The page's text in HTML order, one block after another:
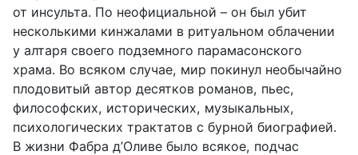
от инсульта. По неофициальной – он был убит
несколькими кинжалами в ритуальном облачении
у алтаря своего подземного парамасонского
храма. Во всяком случае, мир покинул необычайно
плодовитый автор десятков романов, пьес,
философских, исторических, музыкальных,
психологических трактатов с бурной биографией.
В жизни Фабра д’Оливе было всякое, подчас